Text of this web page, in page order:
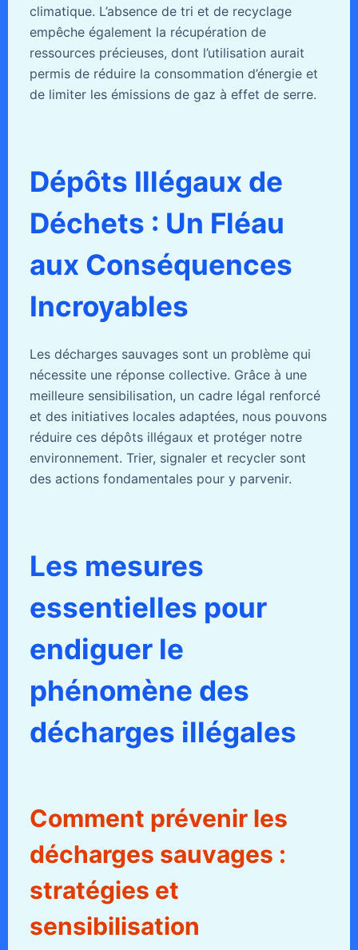
climatique. L’absence de tri et de recyclage
empêche également la récupération de
ressources précieuses, dont l’utilisation aurait
permis de réduire la consommation d’énergie et
de limiter les émissions de gaz à effet de serre.
Dépôts Illégaux de
Déchets : Un Fléau
aux Conséquences
Incroyables
Les décharges sauvages sont un problème qui
nécessite une réponse collective. Grâce à une
meilleure sensibilisation, un cadre légal renforcé
et des initiatives locales adaptées, nous pouvons
réduire ces dépôts illégaux et protéger notre
environnement. Trier, signaler et recycler sont
des actions fondamentales pour y parvenir.
Les mesures
essentielles pour
endiguer le
phénomène des
décharges illégales
Comment prévenir les
décharges sauvages :
stratégies et
sensibilisation